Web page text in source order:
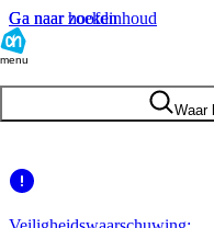
Ga naar hoofdinhoud
Ga naar zoeken
menu
Waar